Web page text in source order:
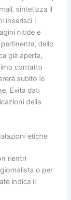
sintetizza il
inserisci i
nitide e
dello
già aperta,
contatto
subito lo
Evita dati
della
etiche
rientri
o per
indica il